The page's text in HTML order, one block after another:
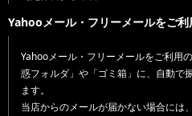
Yahooメール・フリーメールをご
Yahooメール・フリーメールをご利用
惑フォルダ」や「ゴミ箱」に、自動で
ます。
当店からのメールが届かない場合には